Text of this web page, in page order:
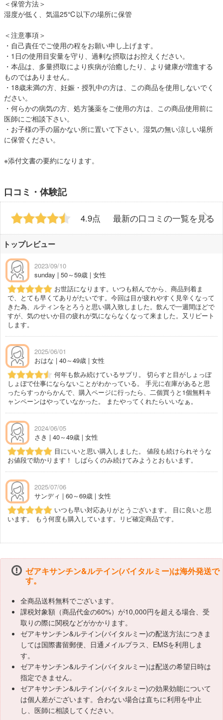
＜保管方法＞
湿度が低く、気温25℃以下の場所に保管
＜注意事項＞
・自己責任でご使用の程をお願い申し上げます。
・1日の使用目安量を守り、過剰な摂取はお控えください。
・本品は、多量摂取により疾病が治癒したり、より健康が増進する
ものではありません。
・18歳未満の方、妊娠・授乳中の方は、この商品を使用しないでく
ださい。
・何らかの病気の方、処方箋薬をご使用の方は、この商品使用前に
医師にご相談下さい。
・お子様の手の届かない所に置いて下さい。湿気の無い涼しい場所
に保管ください。
※添付文書の要約になります。
口コミ・体験記
4.9点 最新の口コミの一覧を見る
トップレビュー
2023/09/10
sunday | 50～59歳 | 女性
お世話になります。いつも頼んでから、商品到着ま
で、とても早くてありがたいです。今回は目が疲れやすく見辛くなって
きた為、ルティンをとろうと思い購入致しました。飲んで一週間ほどで
すが、気のせいか目の疲れが気にならなくなって来ました。又リピート
します。
2025/06/01
おはな | 40～49歳 | 女性
何年も飲み続けているサプリ。 切らすと目がしょっぼ
しょぼで仕事にならないことがわかっている。 手元に在庫があると思
ったらすっからかんで、購入ページに行ったら、二個買うと1個無料キ
ャンペーンはやっていなかった。 またやってくれたらいいなぁ。
2024/06/05
さき | 40～49歳 | 女性
目にいいと思い購入しました。 値段も続けられそうな
お値段で助かります！ しばらくのみ続けてみようとおもいます。
2025/07/06
サンディ | 60～69歳 | 女性
いつも早い対応ありがとうございます。 目に良いと思
います。 もう何度も購入しています。リピ確定商品です。
ゼアキサンチン&ルテイン(バイタルミー)は海外発送で
す。
全商品送料無料でございます。
課税対象額（商品代金の60%）が10,000円を超える場合、受
取りの際に関税などがかかります。
ゼアキサンチン&ルテイン(バイタルミー)の配送方法につきま
しては国際書留郵便、日通メイルプラス、EMSを利用しま
す。
ゼアキサンチン&ルテイン(バイタルミー)は配送の希望日時は
指定できません。
ゼアキサンチン&ルテイン(バイタルミー)の効果効能について
は個人差がございます。合わない場合は直ちに利用を中止
し、医師に相談してください。